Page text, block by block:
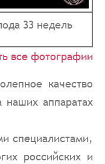
33 недель
все фотографии
качество
аппаратах
специалистами,
российских и